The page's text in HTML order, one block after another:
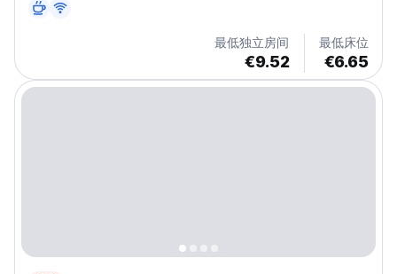
最低独立房间
€9.52
最低床位
€6.65